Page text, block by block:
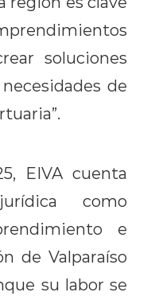
soluciones
de
EIVA cuenta
como
e
de Valparaíso
su labor se